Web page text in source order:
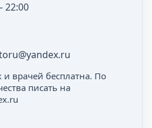
22:00
и врачей бесплатна. По
писать на